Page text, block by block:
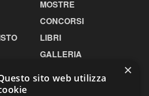
MOSTRE
CONCORSI
LIBRI
GALLERIA
×
sito web utilizza